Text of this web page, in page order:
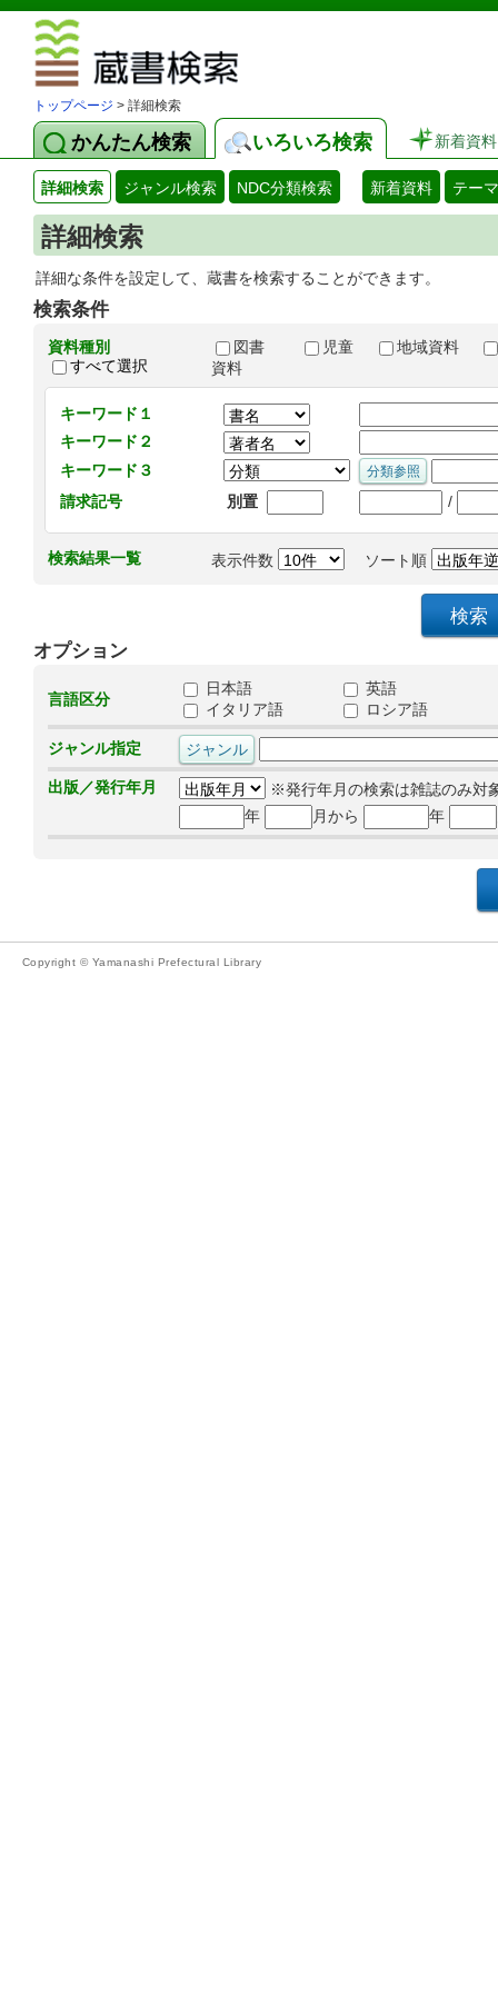
トップページ > 詳細検索
かんたん検索 いろいろ検索 新着資料
詳細検索 ジャンル検索 NDC分類検索 新着資料 テー
詳細検索
詳細な条件を設定して、蔵書を検索することができます。
検索条件
資料種別
すべて選択
図書 児童
地域資料
資料
キーワード１
キーワード２
キーワード３
請求記号
別置 /
検索結果一覧 表示件数 ソート順
オプション
言語区分
日本語
英語
イタリア語
ロシア語
ジャンル指定
出版／発行年月
※発行年月の検索は雑誌のみ対
年
月から 年
Copyright © Yamanashi Prefectural Library